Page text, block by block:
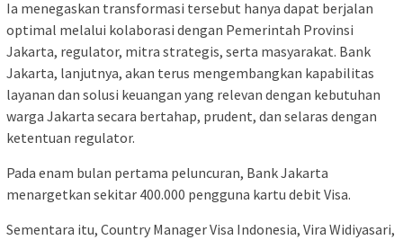
Ia menegaskan transformasi tersebut hanya dapat berjalan
optimal melalui kolaborasi dengan Pemerintah Provinsi
Jakarta, regulator, mitra strategis, serta masyarakat. Bank
Jakarta, lanjutnya, akan terus mengembangkan kapabilitas
layanan dan solusi keuangan yang relevan dengan kebutuhan
warga Jakarta secara bertahap, prudent, dan selaras dengan
ketentuan regulator.
Pada enam bulan pertama peluncuran, Bank Jakarta
menargetkan sekitar 400.000 pengguna kartu debit Visa.
Sementara itu, Country Manager Visa Indonesia, Vira Widiyasari,